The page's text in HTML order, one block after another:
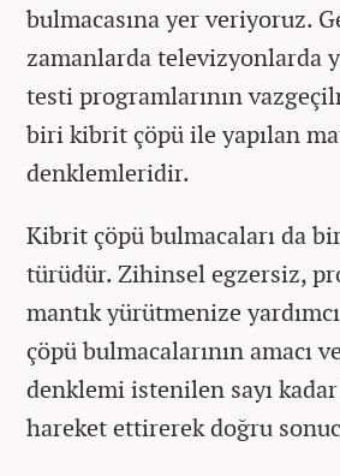
bulmacasına yer veriyoruz.
zamanlarda televizyonlarda
testi programlarının
biri kibrit çöpü ile yapılan
denklemleridir.
Kibrit çöpü bulmacaları da
türüdür. Zihinsel egzersiz,
mantık yürütmenize
çöpü bulmacalarının amacı
denklemi istenilen sayı
hareket ettirerek doğru